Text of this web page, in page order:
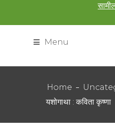
Menu
Home
यशोगाथा : कविता